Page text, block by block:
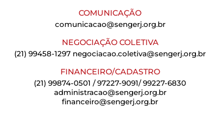
COMUNICAÇÃO
comunicacao@sengerj.org.br
NEGOCIAÇÃO COLETIVA
(21) 99458-1297 negociacao.coletiva@sengerj.org.br
FINANCEIRO/CADASTRO
(21) 99874-0501 / 97227-9091/ 99227-6830
administracao@sengerj.org.br
financeiro@sengerj.org.br